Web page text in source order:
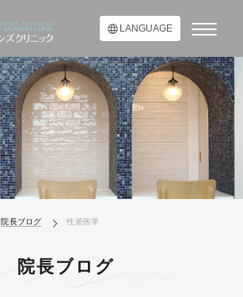
LANGUAGE
院長ブログ 性差医学
院長ブログ